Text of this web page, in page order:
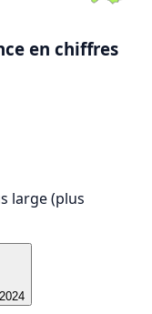
en chiffres
large (plus
2024